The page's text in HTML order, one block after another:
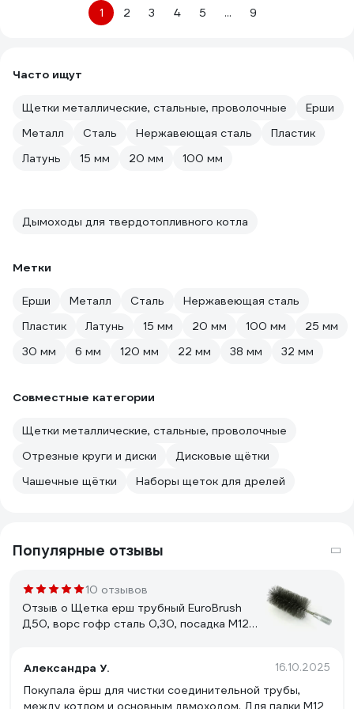
1 2 3 4 5 ... 9
Часто ищут
Щетки металлические, стальные, проволочные
Ерши
Металл
Сталь Нержавеющая сталь
Пластик
Латунь
15 мм 20 мм 100 мм
Дымоходы для твердотопливного котла
Метки
Ерши Металл Сталь
Нержавеющая сталь
Пластик
Латунь 15 мм 20 мм 100 мм
25 мм
30 мм
6 мм 120 мм 22 мм 38 мм 32 мм
Совместные категории
Щетки металлические, стальные, проволочные
Отрезные круги и диски
Дисковые щётки
Чашечные щётки
Наборы щеток для дрелей
Популярные отзывы
10 отзывов
Отзыв о Щетка ерш трубный EuroBrush
Д50, ворс гофр сталь 0,30, посадка М12
котлов, чистка теплообменников
прочистка дымоходов, труб EB-T50ST
Александра У. 16.10.2025
Покупала ёрш для чистки соединительной трубы,
между котлом и основным двмоходом. Для палки М12